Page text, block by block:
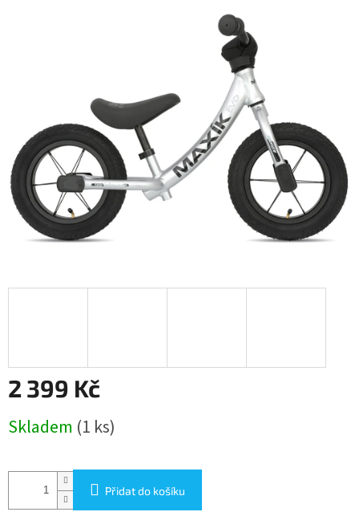
2 399 Kč
cena:
Skladem (1 ks)
Přidat do košíku